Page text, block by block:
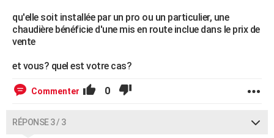
qu'elle soit installée par un pro ou un particulier, une
chaudière bénéficie d'une mis en route inclue dans le prix de
vente
et vous? quel est votre cas?
Commenter 0
RÉPONSE 3 / 3